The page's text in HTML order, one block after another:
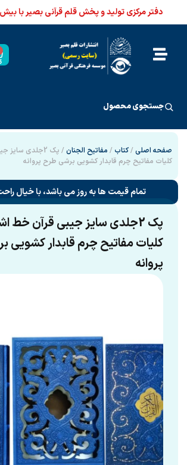
دفتر مرکزی تولید و پخش قلم قرآنی بصیر با بیش از 17 سال
جستجوی محصول
صفحه اصلی /کتاب / مفاتیح الجنان
/ پک 2جلدی
کلیات مفاتیح چرم قابدار کشویی برشی طرح پروانه
تمام قیمت ها به روز می باشد، با خیال
پک 2جلدی سایز جیبی قرآن خط
کلیات مفاتیح چرم قابدار کشویی
پروانه